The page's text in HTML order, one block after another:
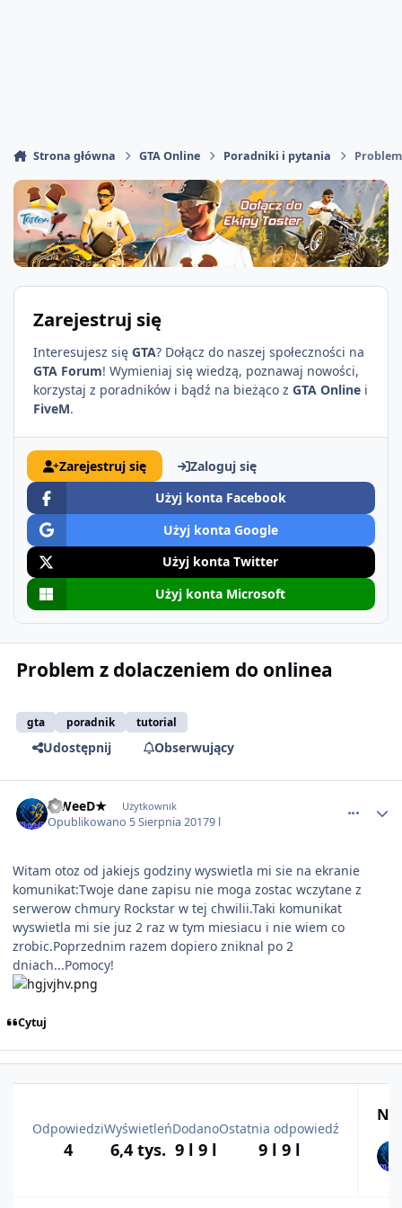
Strona główna GTA Online Poradniki i pytania
Zarejestruj się
Interesujesz się GTA? Dołącz do naszej społeczności na
GTA Forum! Wymieniaj się wiedzą, poznawaj nowości,
korzystaj z poradników i bądź na bieżąco z GTA Online i
FiveM.
Zarejestruj się
Zaloguj się
Użyj konta Facebook
Użyj konta Google
Użyj konta Twitter
Użyj konta Microsoft
Problem z dolaczeniem do onlinea
gta poradnik tutorial
Udostępnij Obserwujący
★WeeD★ Użytkownik
Opublikowano 5 Sierpnia 20179 l
Witam otoz od jakiejs godziny wyswietla mi sie na ekranie
komunikat:Twoje dane zapisu nie moga zostac wczytane z
serwerow chmury Rockstar w tej chwilii.Taki komunikat
wyswietla mi sie juz 2 raz w tym miesiacu i nie wiem co
zrobic.Poprzednim razem dopiero zniknal po 2
dniach...Pomocy!
Cytuj
Odpowiedzi
4
Wyświetleń
6,4 tys.
Dodano
9 l 9 l
Ostatnia odpowiedź
9 l 9 l